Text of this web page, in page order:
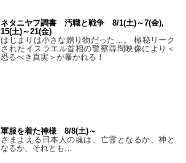
ネタニヤフ調書 汚職と戦争 8/1(土)～7(金),
15(土)～21(金)
はじまりは小さな贈り物だった…。 極秘リーク
されたイスラエル首相の警察尋問映像により＜
恐るべき真実＞が暴かれる！
軍服を着た神様 8/8(土)～
さまよえる日本人の魂は、亡霊となるか、神と
なるか、それとも…